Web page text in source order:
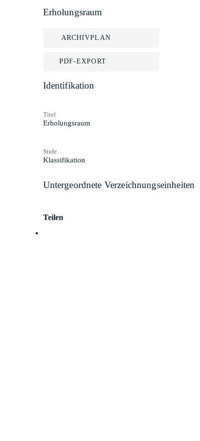
Erholungsraum
ARCHIVPLAN
PDF-EXPORT
Identifikation
Titel
Erholungsraum
Stufe
Klassifikation
Untergeordnete Verzeichnungseinheiten
Teilen